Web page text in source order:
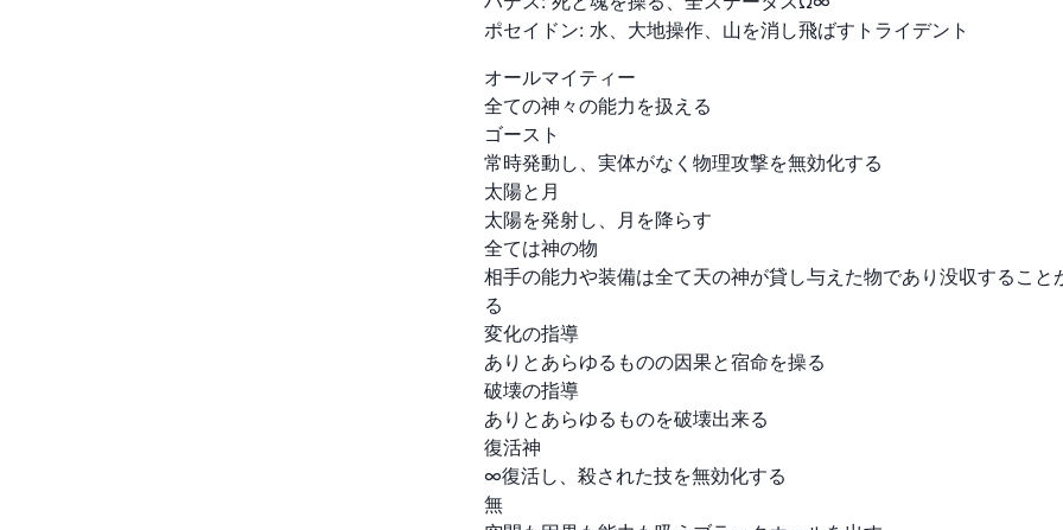
ポセイドン: 水、大地操作、山を消し飛ばすトライデント
オールマイティー
全ての神々の能力を扱える
ゴースト
常時発動し、実体がなく物理攻撃を無効化する
太陽と月
太陽を発射し、月を降らす
全ては神の物
相手の能力や装備は全て天の神が貸し与えた物であり没収すること
る
変化の指導
ありとあらゆるものの因果と宿命を操る
破壊の指導
ありとあらゆるものを破壊出来る
復活神
∞復活し、殺された技を無効化する
無